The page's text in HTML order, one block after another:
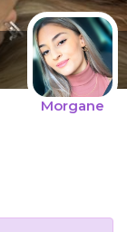
Morgane